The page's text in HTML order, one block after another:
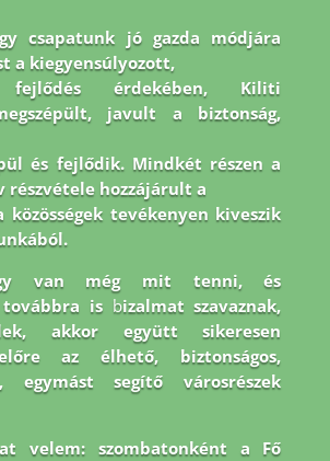
csapatunk jó gazda módjára
a kiegyensúlyozott,
fejlődés érdekében, Kiliti
javult a biztonság,
és fejlődik. Mindkét részen a
részvétele hozzájárult a
közösségek tevékenyen kiveszik
van még mit tenni, és
is bizalmat szavaznak,
akkor együttsikeresen
az élhető, biztonságos,
egymást segítő városrészek
velem: szombatonként a Fő